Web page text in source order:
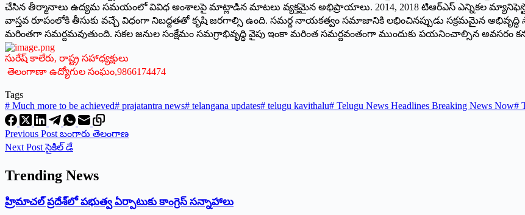
చేసిన తీర్మానాలు ఉద్యమ సమయంలో వివిధ అంశాలపై మాట్లాడిన మాటలు వ్యక్తమైన అభిప్రాయాలు. 2014, 2018 టిఆర్‌ఎస్‌ ఎన్నికల
వాస్తవ రూపంలోకి తీసుకు వచ్చే విధంగా నిబద్దతతో కృషి జరగాల్సి ఉంది. సమర్ద నాయకత్వం సమాజానికి లభించినప్పుడు సక్రమమైన
మరింతగా సమర్దమవుతుంది. సకల జనుల సంక్షేమం సమగ్రాభివృద్ధి వైపు ఇంకా మరింత సమర్దవంతంగా ముందుకు పయనించాల్సిన అవసరం
సురేష్‌ ‌కాలేరు, రాష్ట్ర సహాధ్యక్షులు
తెలంగాణా ఉద్యోగుల సంఘం,9866174474
Tags
# Much more to be achieved# prajatantra news# telangana updates# telugu kavithalu# Telugu News Headlines Breaking News Now#
Previous Post బంగారు తెలంగాణ
Next Post సైకిల్‌ ‌డే
Trending News
‌హ్రిమాచల్‌ ‌ప్రదేశ్‌లో పభుత్వ ఏర్పాటుకు కాంగ్రెస్‌ ‌సన్నాహాలు